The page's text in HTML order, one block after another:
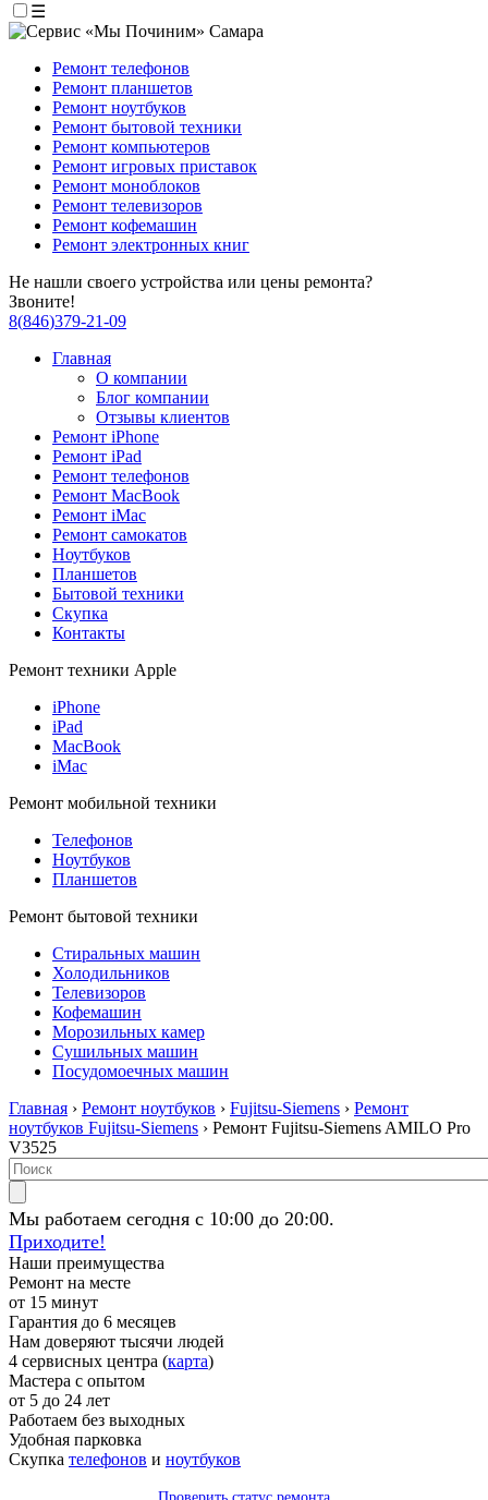
☰
Ремонт телефонов
Ремонт планшетов
Ремонт ноутбуков
Ремонт бытовой техники
Ремонт компьютеров
Ремонт игровых приставок
Ремонт моноблоков
Ремонт телевизоров
Ремонт кофемашин
Ремонт электронных книг
Не нашли своего устройства или цены ремонта?
Звоните!
8(846)379-21-09
Главная
О компании
Блог компании
Отзывы клиентов
Ремонт iPhone
Ремонт iPad
Ремонт телефонов
Ремонт MacBook
Ремонт iMac
Ремонт самокатов
Ноутбуков
Планшетов
Бытовой техники
Скупка
Контакты
Ремонт техники Apple
iPhone
iPad
MacBook
iMac
Ремонт мобильной техники
Телефонов
Ноутбуков
Планшетов
Ремонт бытовой техники
Стиральных машин
Холодильников
Телевизоров
Кофемашин
Морозильных камер
Сушильных машин
Посудомоечных машин
Главная › Ремонт ноутбуков › Fujitsu-Siemens › Ремонт
ноутбуков Fujitsu-Siemens › Ремонт Fujitsu-Siemens AMILO Pro
V3525
Мы работаем сегодня с 10:00 до 20:00.
Приходите!
Наши преимущества
Ремонт на месте
от 15 минут
Гарантия до 6 месяцев
Нам доверяют тысячи людей
4 сервисных центра (карта)
Мастера с опытом
от 5 до 24 лет
Работаем без выходных
Удобная парковка
Скупка телефонов и ноутбуков